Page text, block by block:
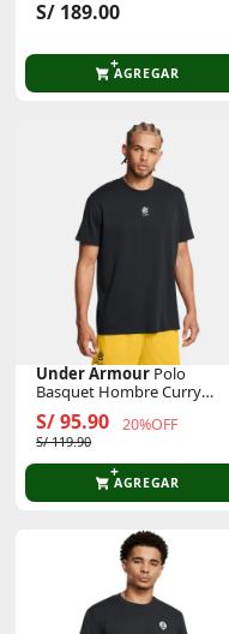
S/ 189.00
AGREGAR
Under Armour Polo
Basquet Hombre Curry
S/ 95.90 20%OFF
S/ 119.90
AGREGAR